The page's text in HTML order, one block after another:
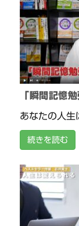
「瞬間記憶
あなたの人生
続きを読む